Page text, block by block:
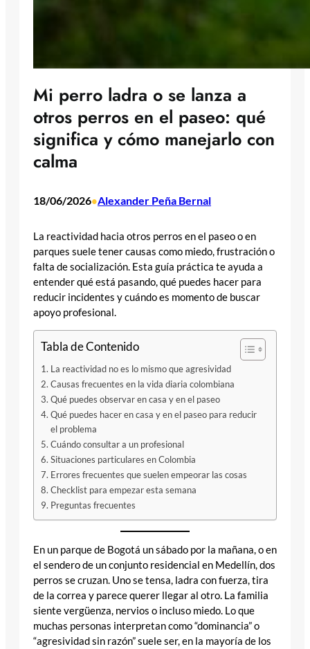
Mi perro ladra o se lanza a
otros perros en el paseo: qué
significa y cómo manejarlo con
calma
18/06/2026•Alexander Peña Bernal
La reactividad hacia otros perros en el paseo o en
parques suele tener causas como miedo, frustración o
falta de socialización. Esta guía práctica te ayuda a
entender qué está pasando, qué puedes hacer para
reducir incidentes y cuándo es momento de buscar
apoyo profesional.
Tabla de Contenido
La reactividad no es lo mismo que agresividad
Causas frecuentes en la vida diaria colombiana
Qué puedes observar en casa y en el paseo
Qué puedes hacer en casa y en el paseo para reducir
el problema
Cuándo consultar a un profesional
Situaciones particulares en Colombia
Errores frecuentes que suelen empeorar las cosas
Checklist para empezar esta semana
Preguntas frecuentes
En un parque de Bogotá un sábado por la mañana, o en
el sendero de un conjunto residencial en Medellín, dos
perros se cruzan. Uno se tensa, ladra con fuerza, tira
de la correa y parece querer llegar al otro. La familia
siente vergüenza, nervios o incluso miedo. Lo que
muchas personas interpretan como “dominancia” o
“agresividad sin razón” suele ser, en la mayoría de los